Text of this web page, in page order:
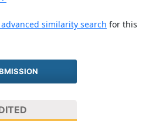
similarity search for this